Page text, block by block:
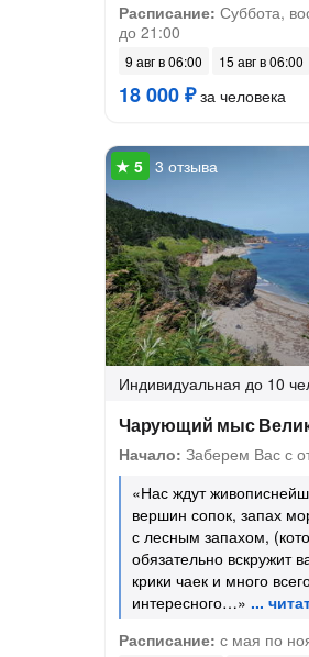
Расписание: Суббота,
до 21:00
9 авг в 06:00 15 авг в 06:00
18 000 ₽за человека
3 отзыва
Индивидуальная до 10
Чарующий мыс
Начало: Заберем Вас с
«Нас ждут
вершин сопок, запах
с лесным запахом,
обязательно вскружит
крики чаек и много
интересного…»
Расписание: с мая по